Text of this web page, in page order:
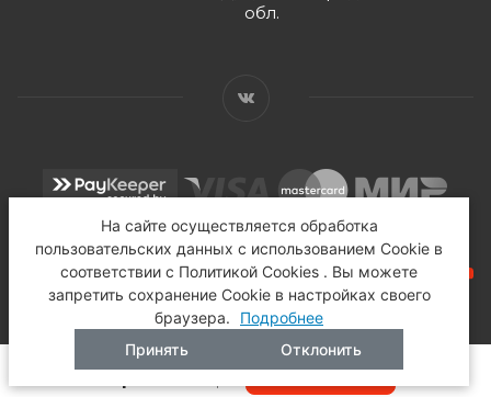
обл.
2026 © Продстар - Торговый Дом
На сайте осуществляется обработка
пользовательских данных с использованием Cookie в
соответствии с Политикой Cookies . Вы можете
запретить сохранение Cookie в настройках своего
браузера.
Подробнее
Принять
Отклонить